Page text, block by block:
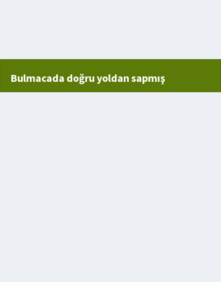
Bulmacada doğru yoldan sapmış